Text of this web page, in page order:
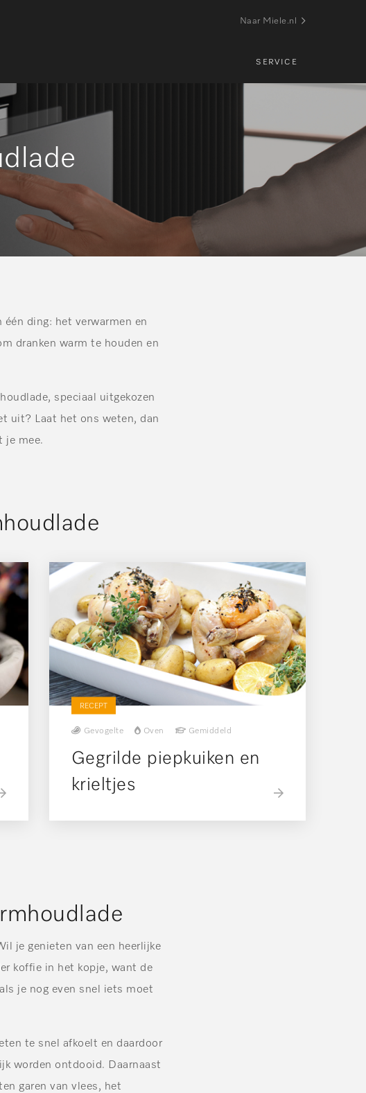
Naar Miele.nl
SERVICE
één ding: het verwarmen en
dranken warm te houden en
speciaal uitgekozen
uit? Laat het ons weten, dan
je mee.
RECEPT
Gevogelte Oven Gemiddeld
Gegrilde piepkuiken en
krieltjes
je genieten van een heerlijke
koffie in het kopje, want de
je nog even snel iets moet
te snel afkoelt en daardoor
worden ontdooid. Daarnaast
garen van vlees, het